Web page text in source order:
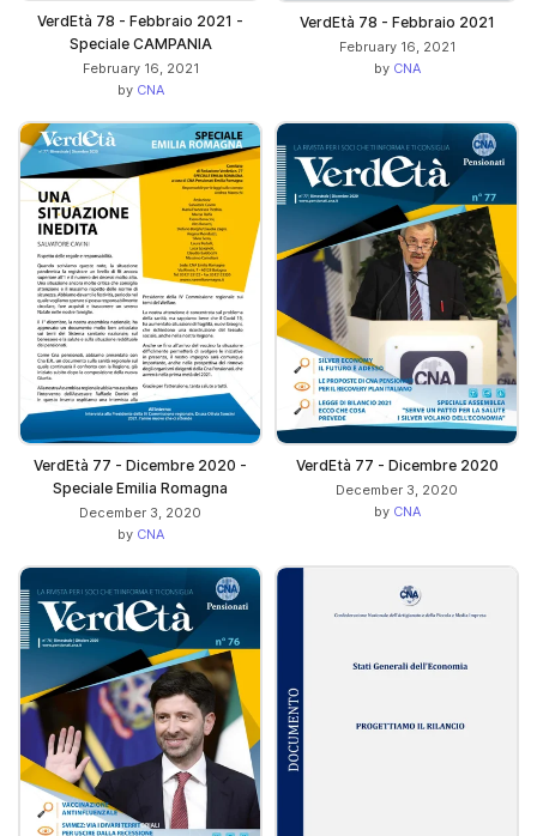
VerdEtà 78 - Febbraio 2021 -
Speciale CAMPANIA
February 16, 2021
by CNA
VerdEtà 78 - Febbraio 2021
February 16, 2021
by CNA
VerdEtà 77 - Dicembre 2020 -
Speciale Emilia Romagna
December 3, 2020
by CNA
VerdEtà 77 - Dicembre 2020
December 3, 2020
by CNA